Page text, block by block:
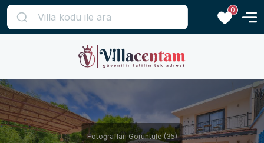
0
Fotoğrafları Görüntüle (35)